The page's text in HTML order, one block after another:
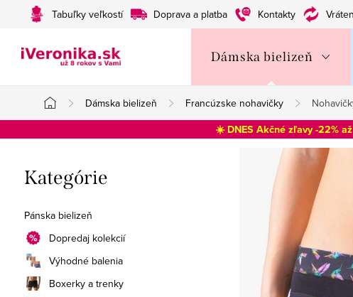
Tabuľky veľkostí Doprava a platba Kontakty
Dámska bielizeň
Domov
Dámska bielizeň Francúzske nohavičky
☀️ DNES Akčné zľavy -22%
o
č
n
ý
Preskočiť
kategórie
Kategórie
Pánska bielizeň
Dopredaj kolekcií
Výhodné balenia
Boxerky a trenky